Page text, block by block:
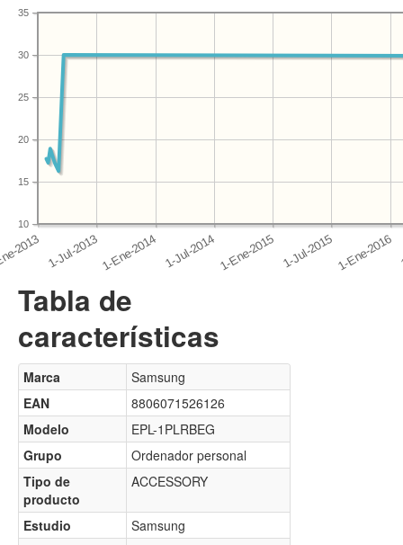
10
15
20
25
30
35
Tabla de
características
Marca
Samsung
EAN
8806071526126
Modelo
EPL-1PLRBEG
Grupo
Ordenador personal
Tipo de
producto
ACCESSORY
Estudio
Samsung